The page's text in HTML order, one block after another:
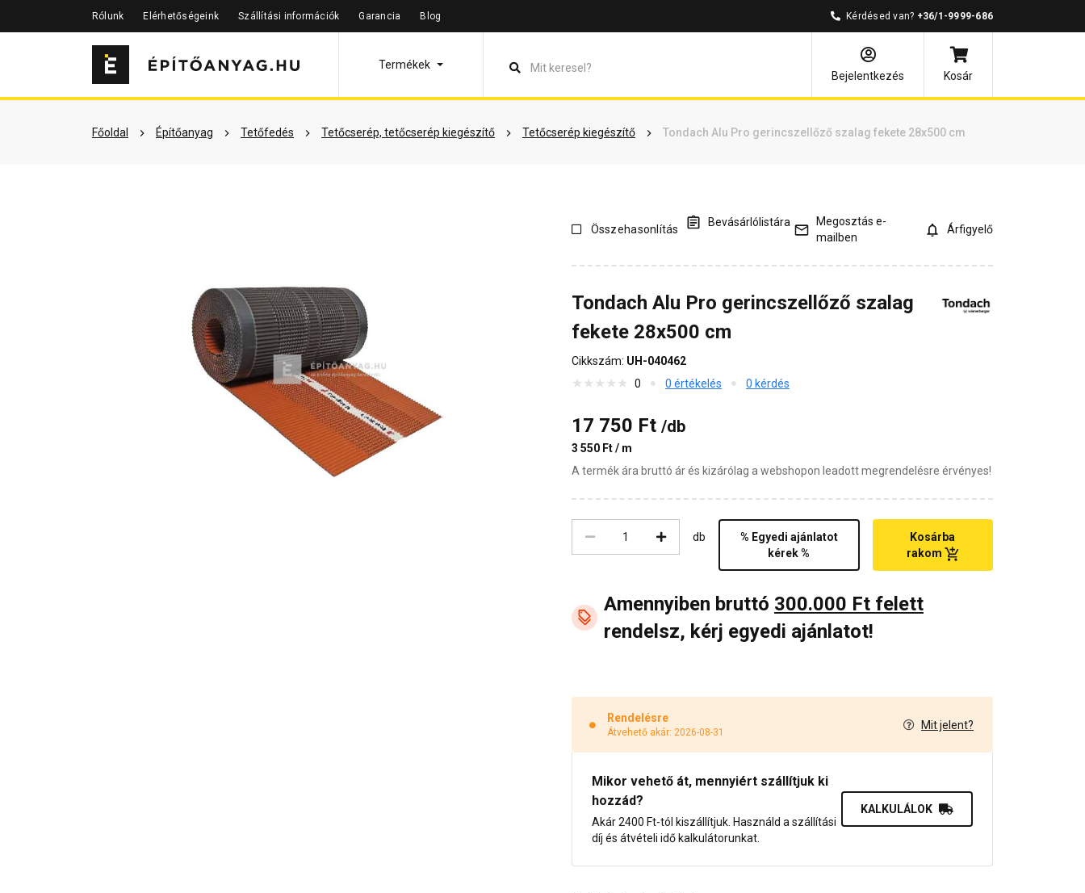
Rólunk Elérhetőségeink Szállítási információk Garancia Blog Kérdésed van? +36/1-9999-686
Termékek
Bejelentkezés
Kosár
Főoldal Építőanyag Tetőfedés Tetőcserép, tetőcserép kiegészítő Tetőcserép kiegészítő Tondach Alu Pro gerincszellőző szalag fekete 28x500 cm
Szükséged lehet rá Részletes leírás Termékinformáció Vásárlói vélemények Kérdések és válaszok Kapcsolódó cikkek
Összehasonlítás
Bevásárlólistára
Megosztás e-
mailben
Árfigyelő
Tondach Alu Pro gerincszellőző szalag
fekete 28x500 cm
Cikkszám: UH-040462
0
0 értékelés 0 kérdés
17 750 Ft /db
3 550 Ft / m
A termék ára bruttó ár és kizárólag a webshopon leadott megrendelésre érvényes!
db
% Egyedi ajánlatot
kérek %
Kosárba
rakom
Amennyiben bruttó 300.000 Ft felett
rendelsz, kérj egyedi ajánlatot!
Rendelésre
Átvehető akár: 2026-08-31
Mit jelent?
Mikor vehető át, mennyiért szállítjuk ki
hozzád?
Akár 2400 Ft-tól kiszállítjuk. Használd a szállítási
díj és átvételi idő kalkulátorunkat.
KALKULÁLOK